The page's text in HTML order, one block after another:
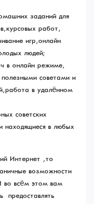
заданий для
курсовых работ,
игр, онлайн
людей;
в онлайн режиме,
советами и
работа в удалённом
советских
находящиеся в любых
Интернет , то
возможности
во всём этом вам
предоставлять